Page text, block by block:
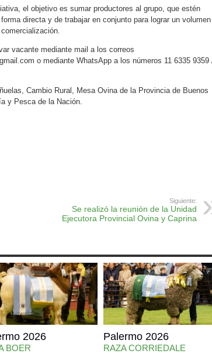
el objetivo es sumar productores al grupo, que estén
directa y de trabajar en conjunto para lograr un volumen
vacante mediante mail a los correos
o mediante WhatsApp a los números 11 6335 9359
Cambio Rural, Mesa Ovina de la Provincia de Buenos
y Pesca de la Nación.
Siguiente:
Se realizó la reunión de la Unidad
Ejecutora Provincial Ovina y Caprina
2026
BOER
Palermo 2026
RAZA CORRIEDALE